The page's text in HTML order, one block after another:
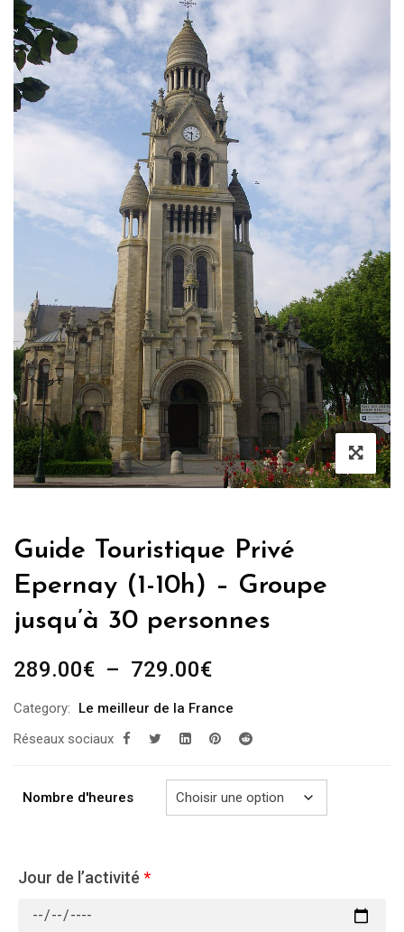
Guide Touristique Privé
Epernay (1-10h) – Groupe
jusqu’à 30 personnes
289.00€ – 729.00€Plage
prix :
289.00€
729.00€
Category:
Le meilleur de la France
Réseaux sociaux
Nombre d'heures
Jour de l’activité *